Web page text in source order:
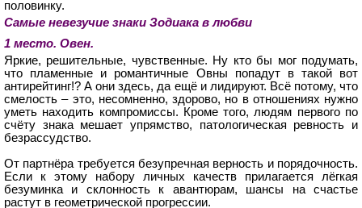
половинку.
Самые невезучие знаки Зодиака в любви
1 место. Овен.
Яркие, решительные, чувственные. Ну кто бы мог подумать,
что пламенные и романтичные Овны попадут в такой вот
антирейтинг!? А они здесь, да ещё и лидируют. Всё потому, что
смелость – это, несомненно, здорово, но в отношениях нужно
уметь находить компромиссы. Кроме того, людям первого по
счёту знака мешает упрямство, патологическая ревность и
безрассудство.
От партнёра требуется безупречная верность и порядочность.
Если к этому набору личных качеств прилагается лёгкая
безуминка и склонность к авантюрам, шансы на счастье
растут в геометрической прогрессии.